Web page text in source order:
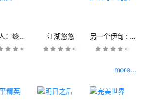
糖豆人：终极淘汰赛 江湖悠悠 另一个伊甸 : 超越时空的猫
more...